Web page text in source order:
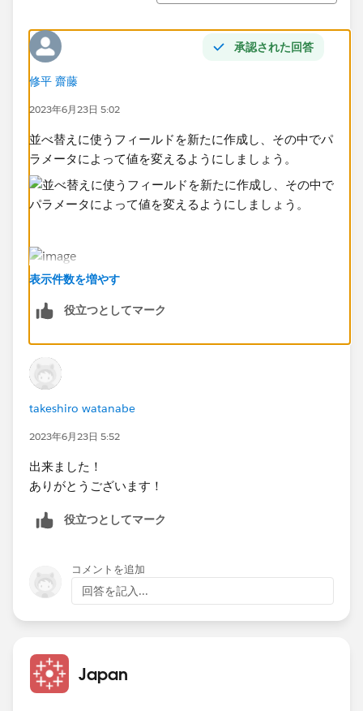
承認された回答
修平 齋藤
2023年6月23日 5:02
並べ替えに使うフィールドを新たに作成し、その中でパ
ラメータによって値を変えるようにしましょう。
表示件数を増やす
役立つとしてマーク
takeshiro watanabe
2023年6月23日 5:52
出来ました！
ありがとうございます！
役立つとしてマーク
コメントを追加
回答を記入...
Japan